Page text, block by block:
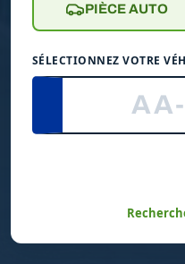
PIÈCE AUTO
SÉLECTIONNEZ VOTRE